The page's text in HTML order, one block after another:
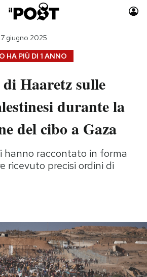
Auto
Moda
Consumismi
Storie/Idee
Media
Europa
HA PIÙ DI 1 ANNO
giugno 2025
Haaretz sulle
durante la
del cibo a Gaza
hanno raccontato in forma
ricevuto precisi ordini di